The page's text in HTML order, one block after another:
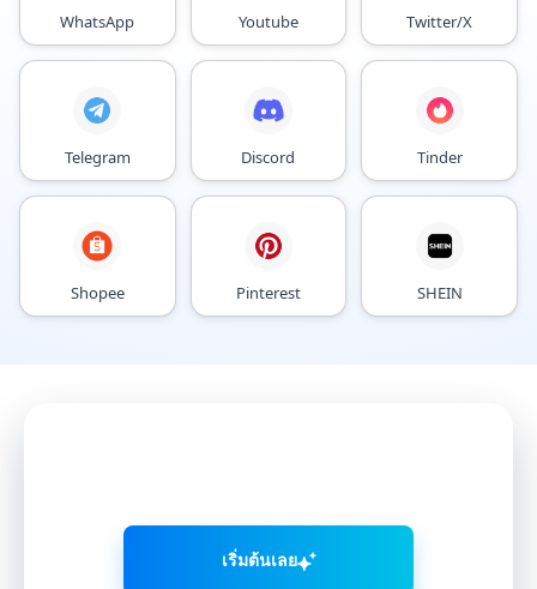
WhatsApp Youtube Twitter/X
Telegram Discord Tinder
Shopee Pinterest SHEIN
เริ่มต้นเลย